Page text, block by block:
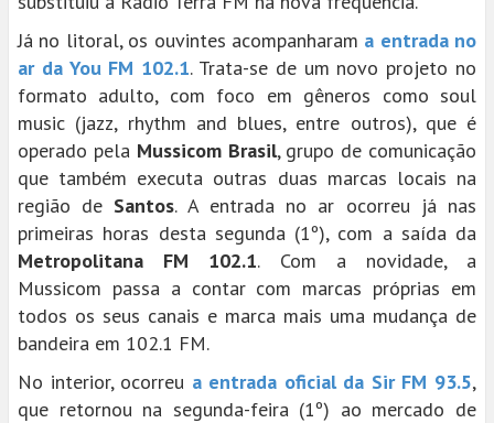
Já no litoral, os ouvintes acompanharam a entrada no
ar da You FM 102.1. Trata-se de um novo projeto no
formato adulto, com foco em gêneros como soul
music (jazz, rhythm and blues, entre outros), que é
operado pela Mussicom Brasil, grupo de comunicação
que também executa outras duas marcas locais na
região de Santos. A entrada no ar ocorreu já nas
primeiras horas desta segunda (1º), com a saída da
Metropolitana FM 102.1. Com a novidade, a
Mussicom passa a contar com marcas próprias em
todos os seus canais e marca mais uma mudança de
bandeira em 102.1 FM.
No interior, ocorreu a entrada oficial da Sir FM 93.5,
que retornou na segunda-feira (1º) ao mercado de